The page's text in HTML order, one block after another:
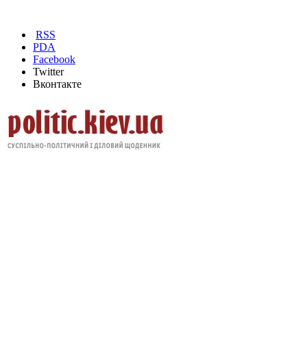
RSS
PDA
Facebook
Twitter
Вконтакте